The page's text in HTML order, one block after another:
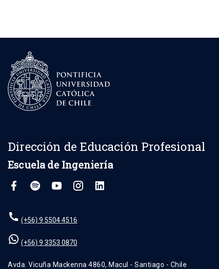
Dirección de Educación Profesional
Escuela de Ingeniería
(+56) 9 5504 4516
(+56) 9 3353 0870
Avda. Vicuña Mackenna 4860, Macul - Santiago - Chile